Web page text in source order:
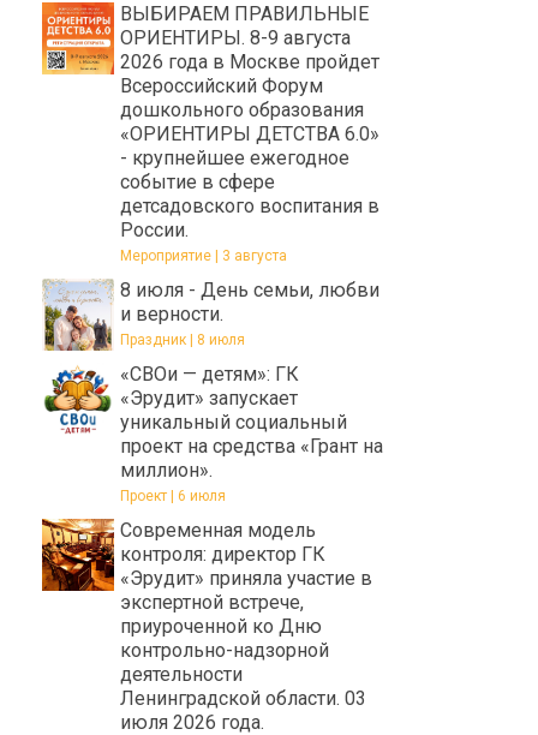
ВЫБИРАЕМ ПРАВИЛЬНЫЕ
ОРИЕНТИРЫ. 8-9 августа
2026 года в Москве пройдет
Всероссийский Форум
дошкольного образования
«ОРИЕНТИРЫ ДЕТСТВА 6.0»
- крупнейшее ежегодное
событие в сфере
детсадовского воспитания в
России.
Мероприятие | 3 августа
8 июля - День семьи, любви
и верности.
Праздник | 8 июля
«СВОи — детям»: ГК
«Эрудит» запускает
уникальный социальный
проект на средства «Грант на
миллион».
Проект | 6 июля
Современная модель
контроля: директор ГК
«Эрудит» приняла участие в
экспертной встрече,
приуроченной ко Дню
контрольно-надзорной
деятельности
Ленинградской области. 03
июля 2026 года.